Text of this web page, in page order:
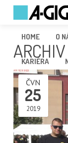
HOME O
KARIÉRA
ČVN
25
2019